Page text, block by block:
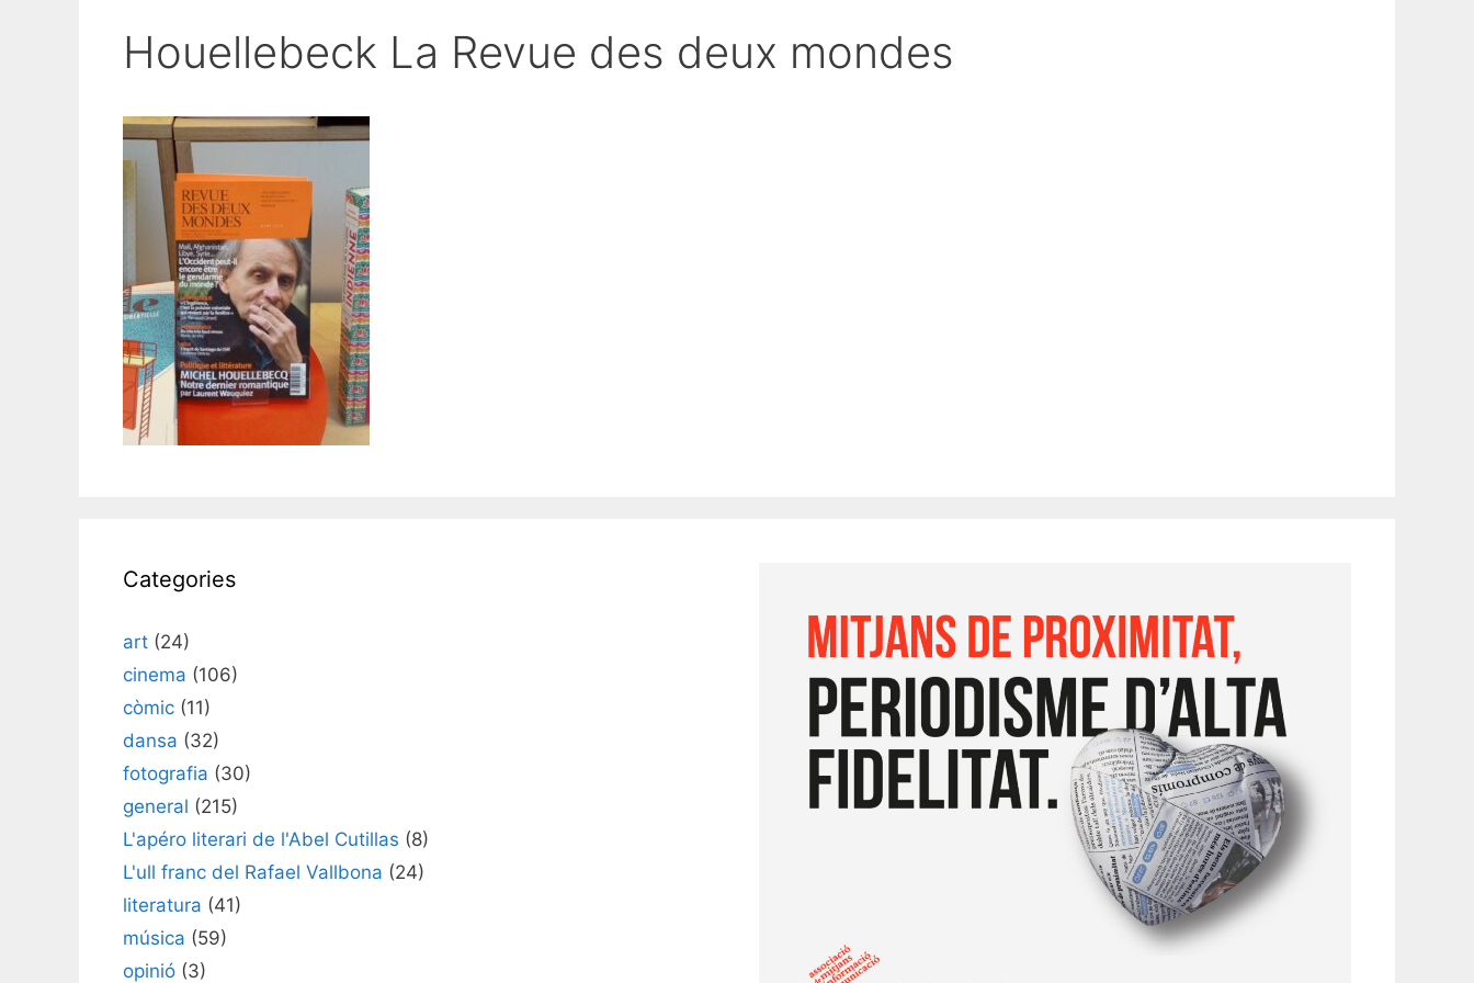
Houellebeck La Revue des deux mondes
Categories
art (24)
cinema (106)
còmic (11)
dansa (32)
fotografia (30)
general (215)
L'apéro literari de l'Abel Cutillas (8)
L'ull franc del Rafael Vallbona (24)
literatura (41)
música (59)
opinió (3)